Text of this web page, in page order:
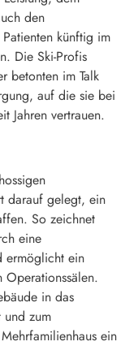
den
künftig im
Die Ski-Profis
betonten im Talk
auf die sie bei
Jahren vertrauen.
darauf gelegt, ein
So zeichnet
eine
ermöglicht ein
in das
und zum
ein